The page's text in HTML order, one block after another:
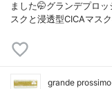
ました🤭グランデプロ
スクと浸透型CICAマス
grande